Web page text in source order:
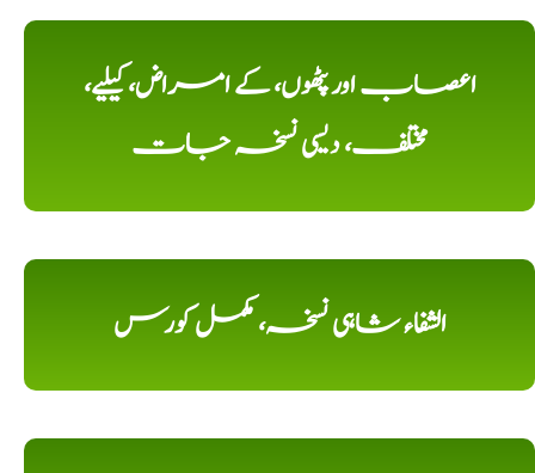
اعصاب اور پٹھوں، کے امراض، کیلیے،
مختلف، دیسی نسخہ جات
الشفاء شاہی نسخہ، مکمل کورس